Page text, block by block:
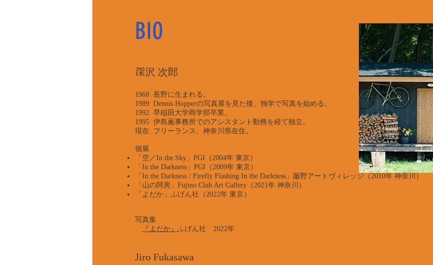
BIO
深沢 次郎
1968 長野に生まれる。
1989 Dennis Hopperの写真展を見た後、独学で写真を始める。
1992 早稲田大学商学部卒業。
1995 伊島薫事務所でのアシスタント勤務を経て独立。
現在 フリーランス、神奈川県在住。
個展
「空／In the Sky」PGI（2004年 東京）
「In the Darkness」PGI（2009年 東京）
「In the Darkness / Firefly Flashing In the Darkness」藤野アートヴィレッジ（2010年 神奈川）
「山の阿房」Fujino Club Art Gallery（2021年 神奈川）
「よだか」ふげん社（2022年 東京）
写真集
『よだか』 ふげん社 2022年
Jiro Fukasawa